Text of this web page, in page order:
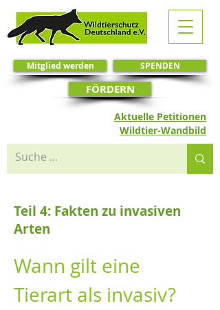
SPENDEN
Mitglied werden
Aktuelle Petitionen
FÖRDERN
Wildtier-Wandbild
Teil 4: Fakten zu invasiven
Arten
Wann gilt eine
Tierart als invasiv?